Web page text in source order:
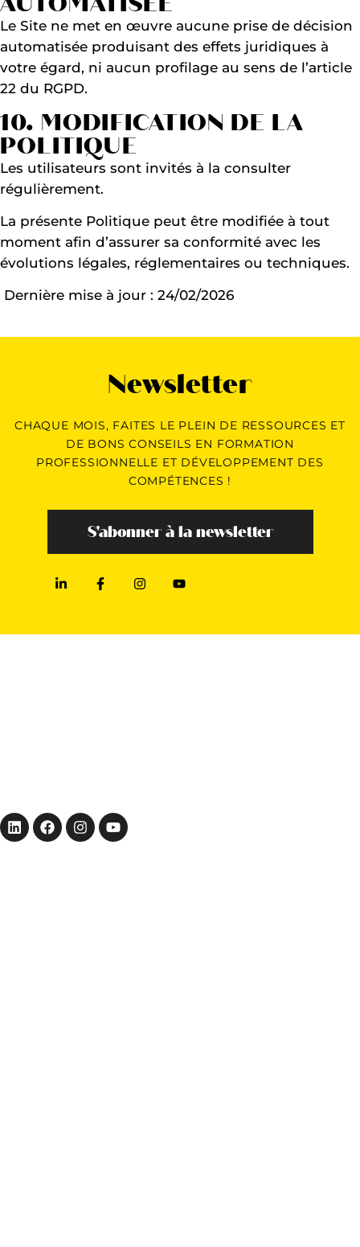
Le Site ne met en œuvre aucune prise de décision
automatisée produisant des effets juridiques à
votre égard, ni aucun profilage au sens de l’article
22 du RGPD.
10. MODIFICATION DE LA
POLITIQUE
Les utilisateurs sont invités à la consulter
régulièrement.
La présente Politique peut être modifiée à tout
moment afin d’assurer sa conformité avec les
évolutions légales, réglementaires ou techniques.
Dernière mise à jour : 24/02/2026
Newsletter
CHAQUE MOIS, FAITES LE PLEIN DE RESSOURCES ET
DE BONS CONSEILS EN FORMATION
PROFESSIONNELLE ET DÉVELOPPEMENT DES
COMPÉTENCES !
S'abonner à la newsletter